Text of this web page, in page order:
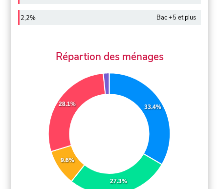
2,2% Bac +5 et plus
Répartion des ménages
33.4%
27.3%
9.6%
28.1%